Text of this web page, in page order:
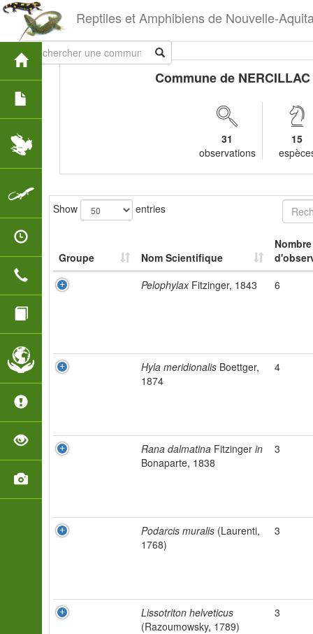
Reptiles et Amphibiens de Nouvelle-
Commune de NERCILLAC
31
observations
15
Show entries
Groupe Nom Scientifique
Nombre
PelophylaxFitzinger, 1843 6
Hyla meridionalis Boettger,
1874
4
Rana dalmatina Fitzinger in
Bonaparte, 1838
3
Podarcis muralis (Laurenti,
1768)
3
Lissotriton helveticus
(Razoumowsky, 1789)
3